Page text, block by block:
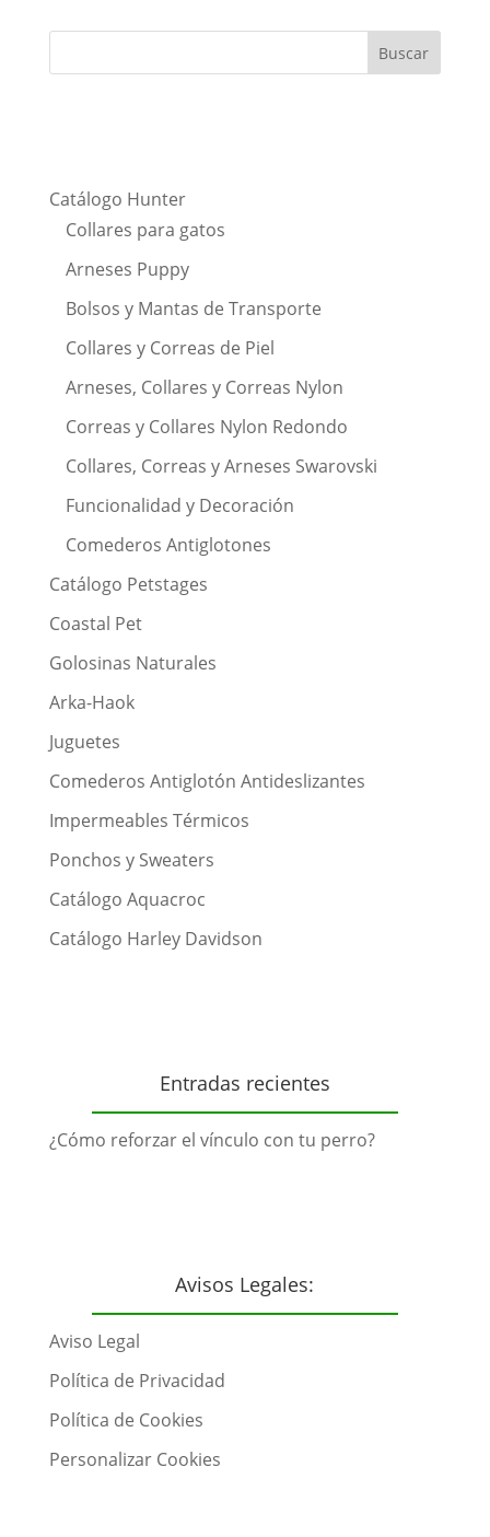
Catálogo Hunter
Collares para gatos
Arneses Puppy
Bolsos y Mantas de Transporte
Collares y Correas de Piel
Arneses, Collares y Correas Nylon
Correas y Collares Nylon Redondo
Collares, Correas y Arneses Swarovski
Funcionalidad y Decoración
Comederos Antiglotones
Catálogo Petstages
Coastal Pet
Golosinas Naturales
Arka-Haok
Juguetes
Comederos Antiglotón Antideslizantes
Impermeables Térmicos
Ponchos y Sweaters
Catálogo Aquacroc
Catálogo Harley Davidson
Entradas recientes
¿Cómo reforzar el vínculo con tu perro?
Avisos Legales:
Aviso Legal
Política de Privacidad
Política de Cookies
Personalizar Cookies